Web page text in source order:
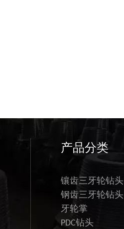
产品分类
镶齿三牙轮钻头
钢齿三牙轮钻头
牙轮掌
PDC钻头